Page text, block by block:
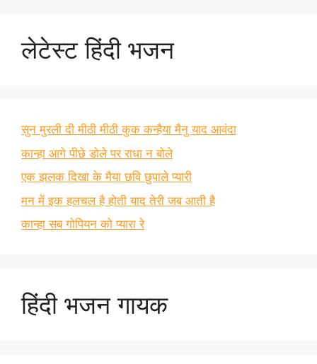
लेटेस्ट हिंदी भजन
सुन मुरली दी मीठी मीठी कुक कन्हैया मैनु याद आवंदा
कान्हा आगे पीछे डोले पर राधा न बोले
एक झलक दिखा के मैया छवि छुपाले प्यारी
मन में इक हलचल है होती याद तेरी जब आती है
कान्हा सब गोपियन को प्यारा रे
हिंदी भजन गायक